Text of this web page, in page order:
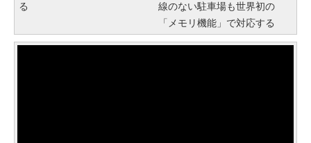
る
線のない駐車場も世界初の
「メモリ機能」で対応する